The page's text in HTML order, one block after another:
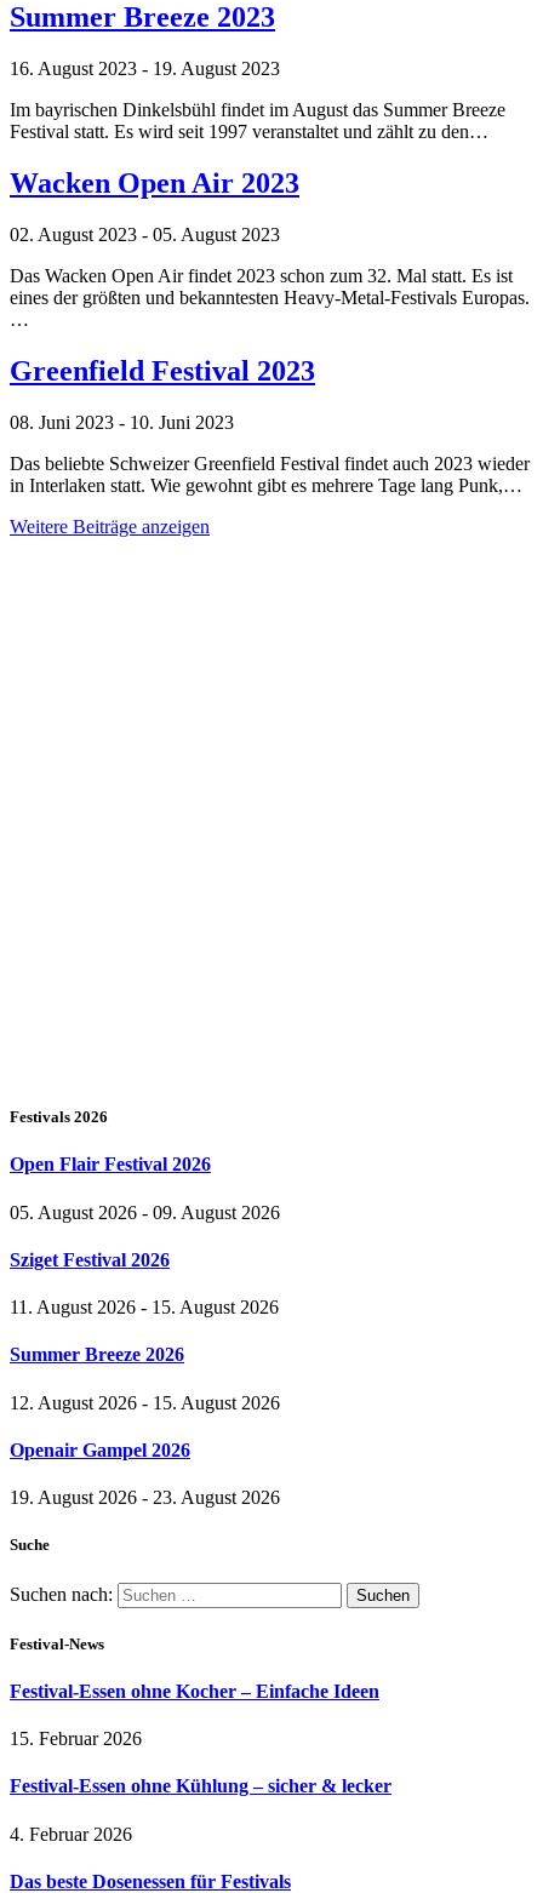
Summer Breeze 2023
16. August 2023 - 19. August 2023
Im bayrischen Dinkelsbühl findet im August das Summer Breeze
Festival statt. Es wird seit 1997 veranstaltet und zählt zu den…
Wacken Open Air 2023
02. August 2023 - 05. August 2023
Das Wacken Open Air findet 2023 schon zum 32. Mal statt. Es ist
eines der größten und bekanntesten Heavy-Metal-Festivals Europas.
…
Greenfield Festival 2023
08. Juni 2023 - 10. Juni 2023
Das beliebte Schweizer Greenfield Festival findet auch 2023 wieder
in Interlaken statt. Wie gewohnt gibt es mehrere Tage lang Punk,…
Weitere Beiträge anzeigen
Festivals 2026
Open Flair Festival 2026
05. August 2026 - 09. August 2026
Sziget Festival 2026
11. August 2026 - 15. August 2026
Summer Breeze 2026
12. August 2026 - 15. August 2026
Openair Gampel 2026
19. August 2026 - 23. August 2026
Suche
Suchen nach:
Festival-News
Festival-Essen ohne Kocher – Einfache Ideen
15. Februar 2026
Festival-Essen ohne Kühlung – sicher & lecker
4. Februar 2026
Das beste Dosenessen für Festivals